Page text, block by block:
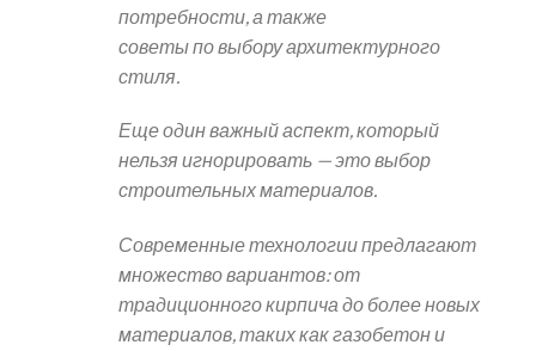
потребности, а также
советы по выбору архитектурного
стиля.
Еще один важный аспект, который
нельзя игнорировать — это выбор
строительных материалов.
Современные технологии предлагают
множество вариантов: от
традиционного кирпича до более новых
материалов, таких как газобетон и